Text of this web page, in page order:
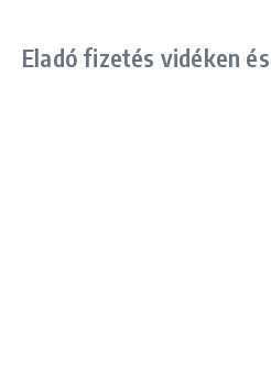
Eladó fizetés vidéken